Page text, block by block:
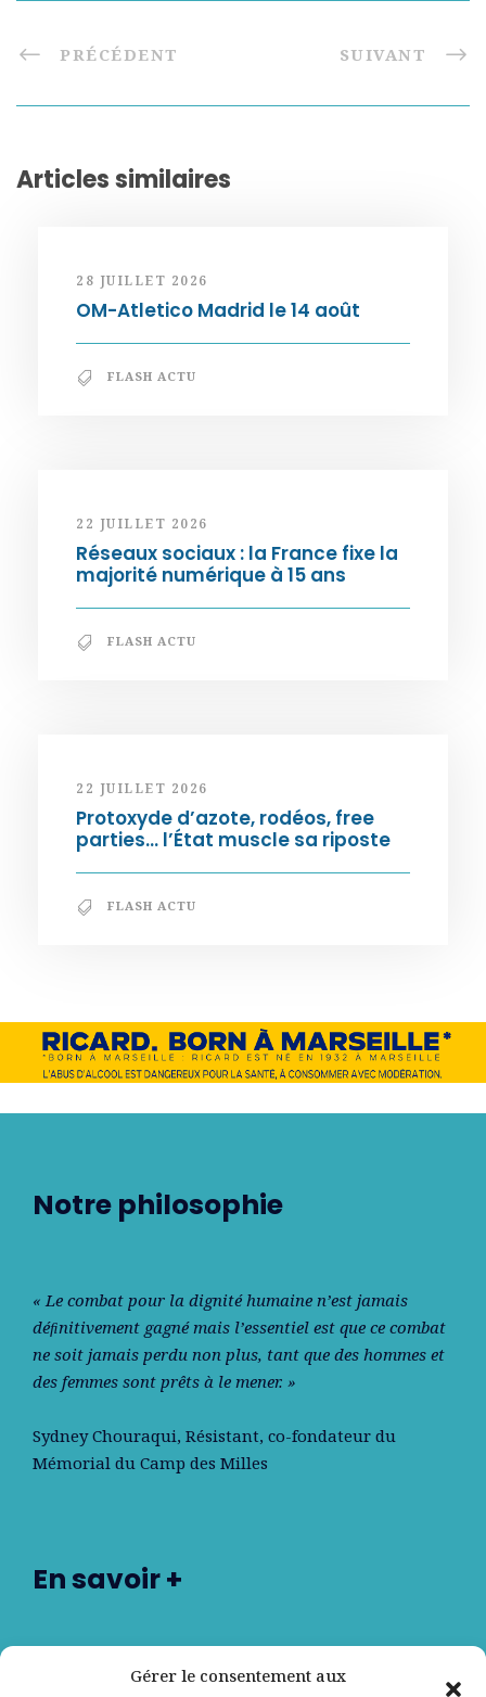
Gérer le consentement aux
PRÉCÉDENT SUIVANT
Articles similaires
28 JUILLET 2026
OM-Atletico Madrid le 14 août
FLASH ACTU
22 JUILLET 2026
Réseaux sociaux : la France fixe la
majorité numérique à 15 ans
FLASH ACTU
22 JUILLET 2026
Protoxyde d’azote, rodéos, free
parties… l’État muscle sa riposte
FLASH ACTU
Notre philosophie
« Le combat pour la dignité humaine n’est jamais
déﬁnitivement gagné mais l’essentiel est que ce combat
ne soit jamais perdu non plus, tant que des hommes et
des femmes sont prêts à le mener. »
Sydney Chouraqui, Résistant, co-fondateur du
Mémorial du Camp des Milles
En savoir +
Nos partenaires